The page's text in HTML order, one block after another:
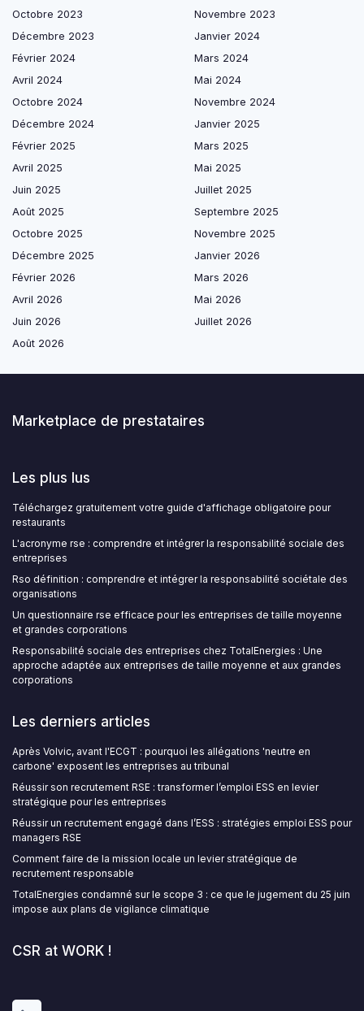
Octobre 2023
Novembre 2023
Décembre 2023
Janvier 2024
Février 2024
Mars 2024
Avril 2024
Mai 2024
Octobre 2024
Novembre 2024
Décembre 2024
Janvier 2025
Février 2025
Mars 2025
Avril 2025
Mai 2025
Juin 2025
Juillet 2025
Août 2025
Septembre 2025
Octobre 2025
Novembre 2025
Décembre 2025
Janvier 2026
Février 2026
Mars 2026
Avril 2026
Mai 2026
Juin 2026
Juillet 2026
Août 2026
Marketplace de prestataires
Les plus lus
Téléchargez gratuitement votre guide d'affichage obligatoire pour
restaurants
L'acronyme rse : comprendre et intégrer la responsabilité sociale des
entreprises
Rso définition : comprendre et intégrer la responsabilité sociétale des
organisations
Un questionnaire rse efficace pour les entreprises de taille moyenne
et grandes corporations
Responsabilité sociale des entreprises chez TotalEnergies : Une
approche adaptée aux entreprises de taille moyenne et aux grandes
corporations
Les derniers articles
Après Volvic, avant l'ECGT : pourquoi les allégations 'neutre en
carbone' exposent les entreprises au tribunal
Réussir son recrutement RSE : transformer l’emploi ESS en levier
stratégique pour les entreprises
Réussir un recrutement engagé dans l’ESS : stratégies emploi ESS pour
managers RSE
Comment faire de la mission locale un levier stratégique de
recrutement responsable
TotalEnergies condamné sur le scope 3 : ce que le jugement du 25 juin
impose aux plans de vigilance climatique
CSR at WORK !